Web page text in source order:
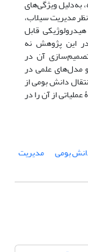
به‌دلیل ویژگی‌های
مدیریت سیلاب،
قابل
این پژوهش نه
آن در
مدل‌های علمی در
دانش بومی از
از آن را در
بومی مدیریت